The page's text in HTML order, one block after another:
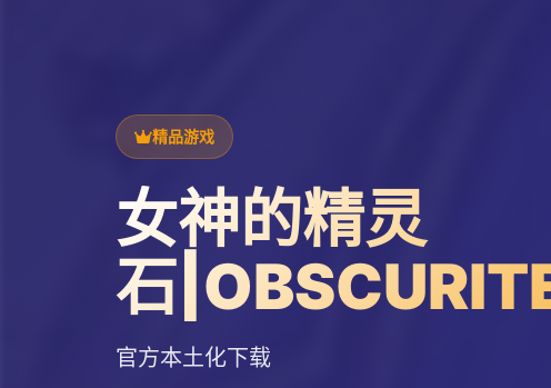
精品游戏
女神的精灵
石
官方本土化下载